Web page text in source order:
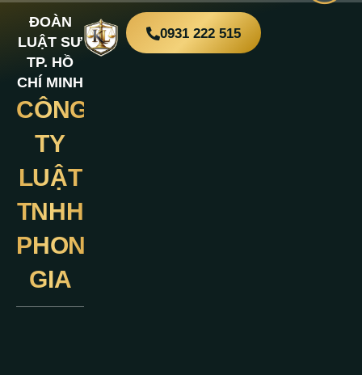
ĐOÀN
LUẬT SƯ
TP. HỒ
CHÍ MINH
CÔNG
TY
LUẬT
TNHH
PHONG
GIA
0931 222 515